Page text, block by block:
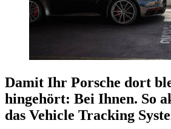
Damit Ihr Porsche dort
hingehört: Bei Ihnen. So
das Vehicle Tracking